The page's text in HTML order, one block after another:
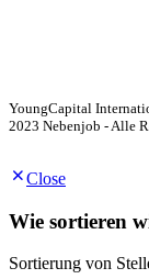
YoungCapital
2023 Nebenjob - Alle
Close
Wie sortieren
Sortierung von